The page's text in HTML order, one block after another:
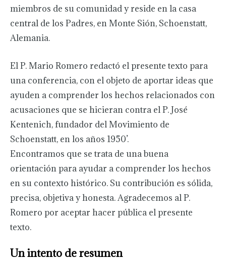
miembros de su comunidad y reside en la casa
central de los Padres, en Monte Sión, Schoenstatt,
Alemania.
El P. Mario Romero redactó el presente texto para
una conferencia, con el objeto de aportar ideas que
ayuden a comprender los hechos relacionados con
acusaciones que se hicieran contra el P. José
Kentenich, fundador del Movimiento de
Schoenstatt, en los años 1950’.
Encontramos que se trata de una buena
orientación para ayudar a comprender los hechos
en su contexto histórico. Su contribución es sólida,
precisa, objetiva y honesta. Agradecemos al P.
Romero por aceptar hacer pública el presente
texto.
Un intento de resumen